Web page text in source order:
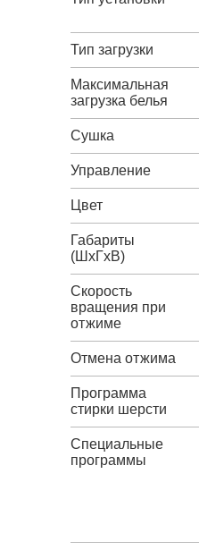
Тип загрузки
Максимальная
загрузка белья
Сушка
Управление
Цвет
Габариты
(ШxГxВ)
Скорость
вращения при
отжиме
Отмена отжима
Программа
стирки шерсти
Специальные
программы